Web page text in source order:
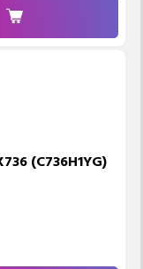
(C736H1YG)